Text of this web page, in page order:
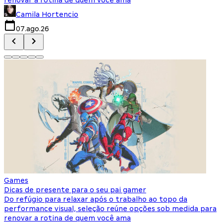
Camila Hortencio
07.ago.26
Games
Dicas de presente para o seu pai gamer
Do refúgio para relaxar após o trabalho ao topo da
performance visual, seleção reúne opções sob medida para
renovar a rotina de quem você ama